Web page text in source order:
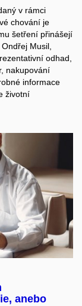
v rámci
chování je
šetření přinášejí
Musil,
odhad,
nakupování
informace
životní
anebo